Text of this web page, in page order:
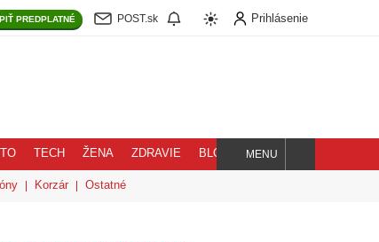
PREDPLATNÉ POST.sk Prihlásenie
TECH ŽENA ZDRAVIE BLOG
Hľadaj
MENU
Korzár Ostatné